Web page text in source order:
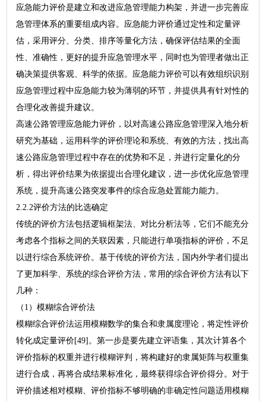
应急能力评价是建立和改进应急管理能力构架，并进一步完善应
急管理体系的重要组成内容。应急能力评价通过定性和定量评
估，采用评分、分类、排序等量化方法，确保评估结果的全面
性、准确性，更好的提升应急管理水平，同时也为管理者做出正
确决策提供客观、科学的依据。应急能力评价可以有效组织识别
应急管理过程中应急能力较为薄弱的环节，并提供具有针对性的
合理化改善提升建议。
高速公路管理应急能力评价，以对高速公路应急管理深入地分析
研究为基础，运用科学的评价理论和系统、有效的方法，找出高
速公路应急管理过程中存在的优势和不足，并进行定量化的分
析，得出评价结果为依据提出合理化建议，进一步优化应急管理
系统，提升高速公路突发事件的综合应急处置能力能力。
2.2.2评价方法的比选确定
传统的评价方法包括逻辑框架法、对比分析法等，它们不能充分
考虑各个指标之间的关联因素，只能进行单项指标的评价，不足
以进行综合系统评价。基于传统的评价方法，国内外学者们提出
了更加科学、系统的综合评价方法，常用的综合评价方法有以下
几种：
（1）模糊综合评价法
模糊综合评价法运用模糊数学的集合和隶属度理论，将定性评价
转化成定量评价[49]。第一步是要先建立评语集，其次计算各个
评价指标的权重并进行模糊评判，将构建好的隶属矩阵与权重集
进行合成，再将合成结果标准化，最终获得综合评价得分。对于
评价描述相对模糊、评价指标不够明确的非确定性问题适用模糊